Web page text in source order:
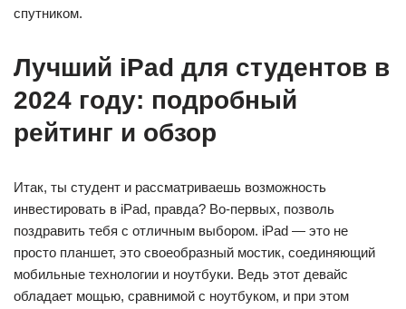
спутником.
Лучший iPad для студентов в
2024 году: подробный
рейтинг и обзор
Итак, ты студент и рассматриваешь возможность
инвестировать в iPad, правда? Во-первых, позволь
поздравить тебя с отличным выбором. iPad — это не
просто планшет, это своеобразный мостик, соединяющий
мобильные технологии и ноутбуки. Ведь этот девайс
обладает мощью, сравнимой с ноутбуком, и при этом